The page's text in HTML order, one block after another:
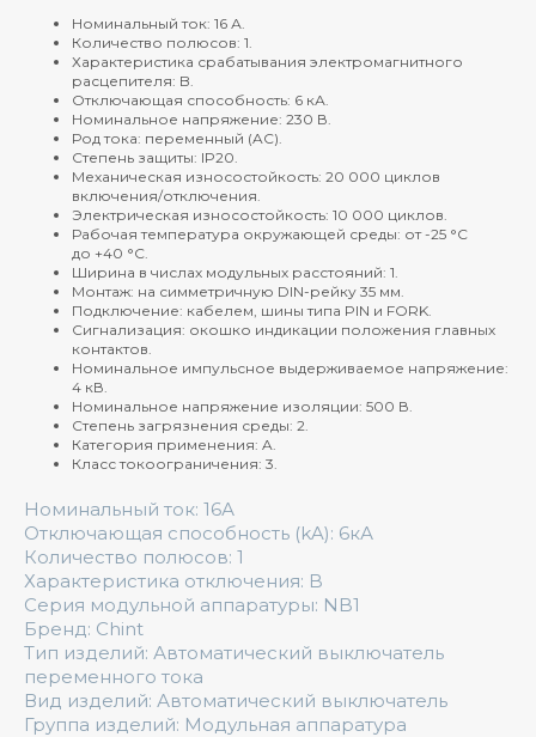
Номинальный ток: 16 А.
Количество полюсов: 1.
Характеристика срабатывания электромагнитного
расцепителя: B.
Отключающая способность: 6 кА.
Номинальное напряжение: 230 В.
Род тока: переменный (AC).
Степень защиты: IP20.
Механическая износостойкость: 20 000 циклов
включения/отключения.
Электрическая износостойкость: 10 000 циклов.
Рабочая температура окружающей среды: от -25 °C
до +40 °C.
Ширина в числах модульных расстояний: 1.
Монтаж: на симметричную DIN-рейку 35 мм.
Подключение: кабелем, шины типа PIN и FORK.
Сигнализация: окошко индикации положения главных
контактов.
Номинальное импульсное выдерживаемое напряжение:
4 кВ.
Номинальное напряжение изоляции: 500 В.
Степень загрязнения среды: 2.
Категория применения: A.
Класс токоограничения: 3.
Номинальный ток: 16А
Отключающая способность (kA): 6кА
Количество полюсов: 1
Характеристика отключения: B
Серия модульной аппаратуры: NB1
Бренд: Chint
Тип изделий: Автоматический выключатель
переменного тока
Вид изделий: Автоматический выключатель
Группа изделий: Модульная аппаратура